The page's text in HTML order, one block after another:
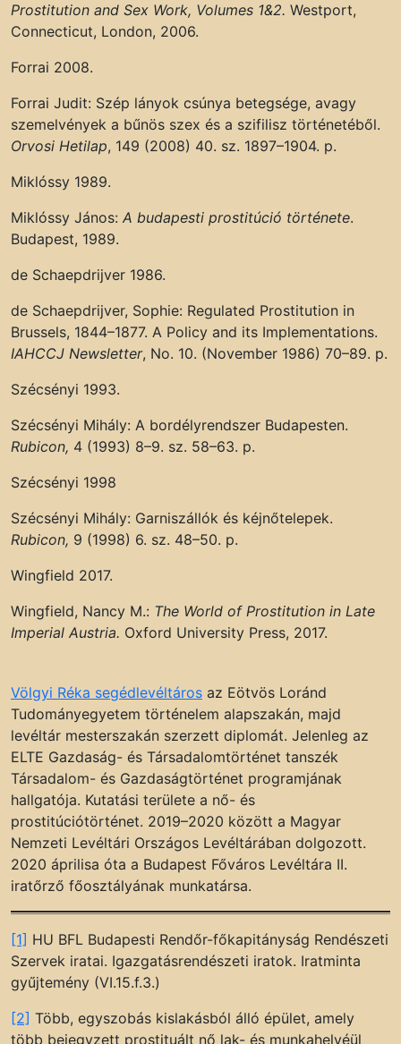
Prostitution and Sex Work, Volumes 1&2. Westport,
Connecticut, London, 2006.
Forrai 2008.
Forrai Judit: Szép lányok csúnya betegsége, avagy
szemelvények a bűnös szex és a szifilisz történetéből.
Orvosi Hetilap, 149 (2008) 40. sz. 1897–1904. p.
Miklóssy 1989.
Miklóssy János: A budapesti prostitúció története.
Budapest, 1989.
de Schaepdrijver 1986.
de Schaepdrijver, Sophie: Regulated Prostitution in
Brussels, 1844–1877. A Policy and its Implementations.
IAHCCJ Newsletter, No. 10. (November 1986) 70–89. p.
Szécsényi 1993.
Szécsényi Mihály: A bordélyrendszer Budapesten.
Rubicon, 4 (1993) 8–9. sz. 58–63. p.
Szécsényi 1998
Szécsényi Mihály: Garniszállók és kéjnőtelepek.
Rubicon, 9 (1998) 6. sz. 48–50. p.
Wingfield 2017.
Wingfield, Nancy M.: The World of Prostitution in Late
Imperial Austria. Oxford University Press, 2017.
Völgyi Réka segédlevéltáros az Eötvös Loránd
Tudományegyetem történelem alapszakán, majd
levéltár mesterszakán szerzett diplomát. Jelenleg az
ELTE Gazdaság- és Társadalomtörténet tanszék
Társadalom- és Gazdaságtörténet programjának
hallgatója. Kutatási területe a nő- és
prostitúciótörténet. 2019–2020 között a Magyar
Nemzeti Levéltári Országos Levéltárában dolgozott.
2020 áprilisa óta a Budapest Főváros Levéltára II.
iratőrző főosztályának munkatársa.
[1] HU BFL Budapesti Rendőr-főkapitányság Rendészeti
Szervek iratai. Igazgatásrendészeti iratok. Iratminta
gyűjtemény (VI.15.f.3.)
[2] Több, egyszobás kislakásból álló épület, amely
több bejegyzett prostituált nő lak- és munkahelyéül